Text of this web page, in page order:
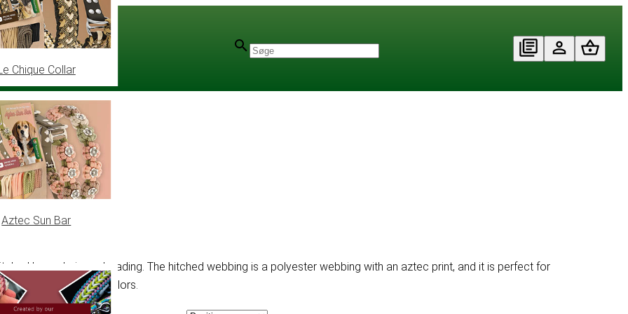
Chique Collar
Aztec Sun Bar
horse haire or beading. The hitched webbing is a polyester webbing with an aztec print, and it is perfect for
in multiple colors.